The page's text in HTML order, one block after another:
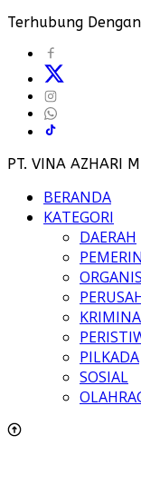
Terhubung
PT. VINA AZHARI
BERANDA
KATEGORI
DAERAH
PILKADA
SOSIAL